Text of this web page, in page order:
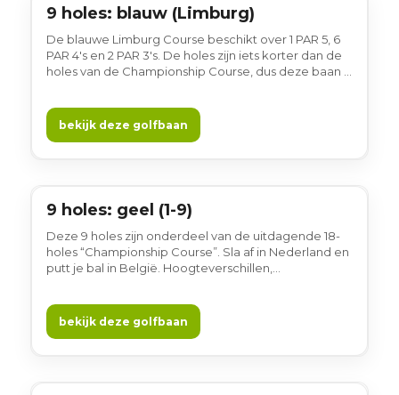
9 holes
9 holes: blauw (Limburg)
De blauwe Limburg Course beschikt over 1 PAR 5, 6
PAR 4's en 2 PAR 3's. De holes zijn iets korter dan de
holes van de Championship Course, dus deze baan is
komt omdat je hier spatrecht met ijzers moet
kunnen slaan.
bekijk deze golfbaan
9 holes
9 holes: geel (1-9)
Deze 9 holes zijn onderdeel van de uitdagende 18-
holes “Championship Course”. Sla af in Nederland en
putt je bal in België. Hoogteverschillen,
holes.bekijk deze golfbaan